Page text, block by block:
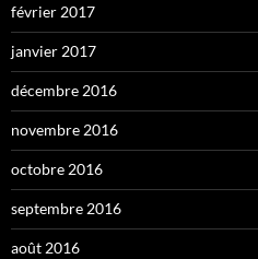
février 2017
janvier 2017
décembre 2016
novembre 2016
octobre 2016
septembre 2016
août 2016